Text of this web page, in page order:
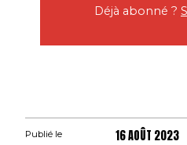
Déjà abonné ?
Publié le 16 AOÛT 2023